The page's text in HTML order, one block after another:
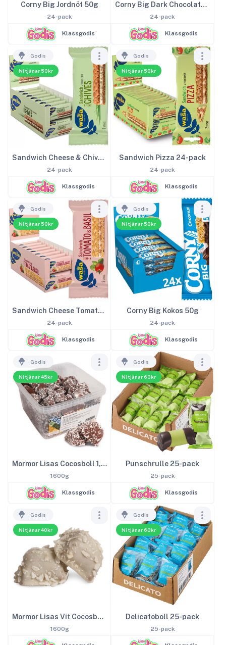
Corny Big Jordnöt 50g
24-pack
Klassgodis
Corny Big Dark Chocolate 50g
24-pack
Klassgodis
Ni tjänar 50kr
Godis
Sandwich Cheese & Chives 24-pack
24-pack
Klassgodis
Ni tjänar 50kr
Godis
Sandwich Pizza 24-pack
24-pack
Klassgodis
Ni tjänar 50kr
Godis
Sandwich Cheese Tomato & Basil 24-pack
24-pack
Klassgodis
Ni tjänar 50kr
Godis
Corny Big Kokos 50g
24-pack
Klassgodis
Ni tjänar 45kr
Godis
Mormor Lisas Cocosboll 1,6kg
1600g
Klassgodis
Ni tjänar 60kr
Godis
Punschrulle 25-pack
25-pack
Klassgodis
Ni tjänar 40kr
Godis
Mormor Lisas Vit Cocosboll 1,6kg
1600g
Ni tjänar 60kr
Godis
Delicatoboll 25-pack
25-pack